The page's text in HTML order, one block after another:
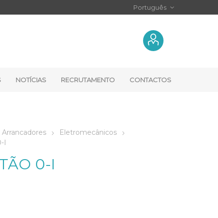
NOTÍCIAS RECRUTAMENTO CONTACTOS
Arrancadores
Eletromecânicos
I
0-I